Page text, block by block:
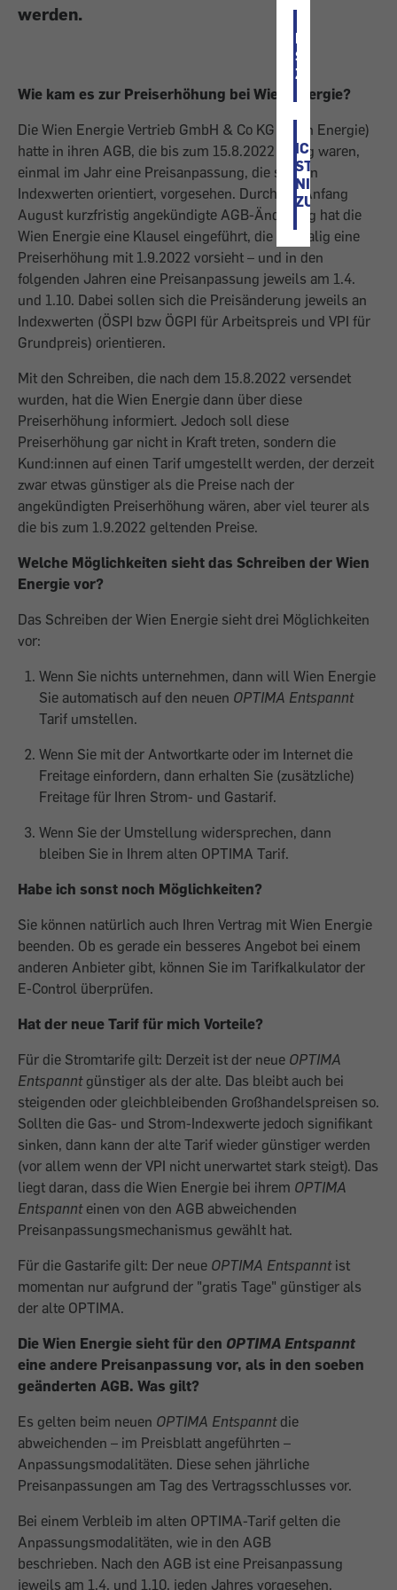
ICH
STIMME
ZU
ICH
STIMME
NICHT
ZU
werden.
Wie kam es zur Preiserhöhung bei Wien Energie?
Die Wien Energie Vertrieb GmbH & Co KG (Wien Energie)
hatte in ihren AGB, die bis zum 15.8.2022 gültig waren,
einmal im Jahr eine Preisanpassung, die sich an
Indexwerten orientiert, vorgesehen. Durch die Anfang
August kurzfristig angekündigte AGB-Änderung hat die
Wien Energie eine Klausel eingeführt, die einmalig eine
Preiserhöhung mit 1.9.2022 vorsieht – und in den
folgenden Jahren eine Preisanpassung jeweils am 1.4.
und 1.10. Dabei sollen sich die Preisänderung jeweils an
Indexwerten (ÖSPI bzw ÖGPI für Arbeitspreis und VPI für
Grundpreis) orientieren.
Mit den Schreiben, die nach dem 15.8.2022 versendet
wurden, hat die Wien Energie dann über diese
Preiserhöhung informiert. Jedoch soll diese
Preiserhöhung gar nicht in Kraft treten, sondern die
Kund:innen auf einen Tarif umgestellt werden, der derzeit
zwar etwas günstiger als die Preise nach der
angekündigten Preiserhöhung wären, aber viel teurer als
die bis zum 1.9.2022 geltenden Preise.
Welche Möglichkeiten sieht das Schreiben der Wien
Energie vor?
Das Schreiben der Wien Energie sieht drei Möglichkeiten
vor:
Wenn Sie nichts unternehmen, dann will Wien Energie
Sie automatisch auf den neuen OPTIMA Entspannt
Tarif umstellen.
Wenn Sie mit der Antwortkarte oder im Internet die
Freitage einfordern, dann erhalten Sie (zusätzliche)
Freitage für Ihren Strom- und Gastarif.
Wenn Sie der Umstellung widersprechen, dann
bleiben Sie in Ihrem alten OPTIMA Tarif.
Habe ich sonst noch Möglichkeiten?
Sie können natürlich auch Ihren Vertrag mit Wien Energie
beenden. Ob es gerade ein besseres Angebot bei einem
anderen Anbieter gibt, können Sie im Tarifkalkulator der
E-Control überprüfen.
Hat der neue Tarif für mich Vorteile?
Für die Stromtarife gilt: Derzeit ist der neue OPTIMA
Entspanntgünstiger als der alte. Das bleibt auch bei
steigenden oder gleichbleibenden Großhandelspreisen so.
Sollten die Gas- und Strom-Indexwerte jedoch signifikant
sinken, dann kann der alte Tarif wieder günstiger werden
(vor allem wenn der VPI nicht unerwartet stark steigt). Das
liegt daran, dass die Wien Energie bei ihrem OPTIMA
Entspannteinen von den AGB abweichenden
Preisanpassungsmechanismus gewählt hat.
Für die Gastarife gilt: Der neue OPTIMA Entspanntist
momentan nur aufgrund der "gratis Tage" günstiger als
der alte OPTIMA.
Die Wien Energie sieht für den OPTIMA Entspannt
eine andere Preisanpassung vor, als in den soeben
geänderten AGB. Was gilt?
Es gelten beim neuen OPTIMA Entspanntdie
abweichenden – im Preisblatt angeführten –
Anpassungsmodalitäten. Diese sehen jährliche
Preisanpassungen am Tag des Vertragsschlusses vor.
Bei einem Verbleib im alten OPTIMA-Tarif gelten die
Anpassungsmodalitäten, wie in den AGB
beschrieben. Nach den AGB ist eine Preisanpassung
jeweils am 1.4. und 1.10. jeden Jahres vorgesehen.